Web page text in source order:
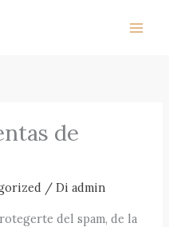
de
/ Diadmin
del spam, de la